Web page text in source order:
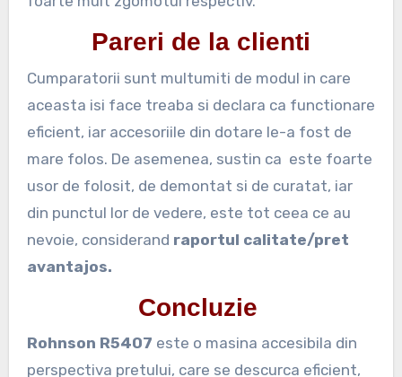
Pareri de la clienti
Cumparatorii sunt multumiti de modul in care
aceasta isi face treaba si declara ca functionare
eficient, iar accesoriile din dotare le-a fost de
mare folos. De asemenea, sustin ca este foarte
usor de folosit, de demontat si de curatat, iar
din punctul lor de vedere, este tot ceea ce au
nevoie, considerand raportul calitate/pret
avantajos.
Concluzie
Rohnson R5407 este o masina accesibila din
perspectiva pretului, care se descurca eficient,